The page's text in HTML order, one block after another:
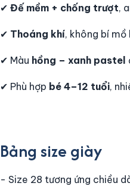
✔ Đế mềm + chống trượt,
✔ Thoáng khí, không bí mồ
✔ Màu hồng – xanh pastel
✔ Phù hợp bé 4–12 tuổi,
Bảng size giày
- Size 28 tương ứng chiều